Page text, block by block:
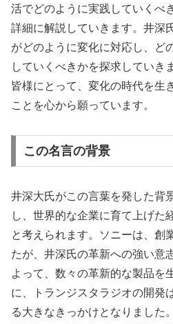
活でどのように実践していくべ
詳細に解説していきます。井深
がどのように変化に対応し、ど
していくべきかを探求していき
皆様にとって、変化の時代を生
ことを心から願っています。
この名言の背景
井深大氏がこの言葉を発した背
し、世界的な企業に育て上げた
と考えられます。ソニーは、創
たが、井深氏の革新への強い意
よって、数々の革新的な製品を
に、トランジスタラジオの開発
る大きなきっかけとなりました